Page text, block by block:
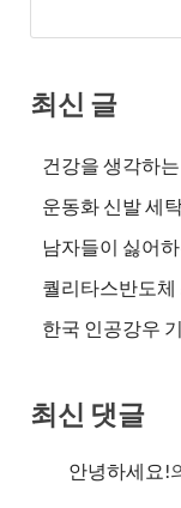
최신 글
건강을 생각하
운동화 신발 세
남자들이 싫어
퀄리타스반도체
한국 인공강우
최신 댓글
안녕하세요!